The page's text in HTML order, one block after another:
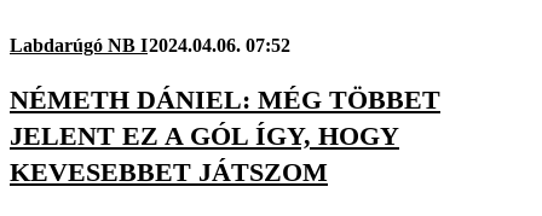
Labdarúgó NB I2024.04.06. 07:52
NÉMETH DÁNIEL: MÉG TÖBBET
JELENT EZ A GÓL ÍGY, HOGY
KEVESEBBET JÁTSZOM